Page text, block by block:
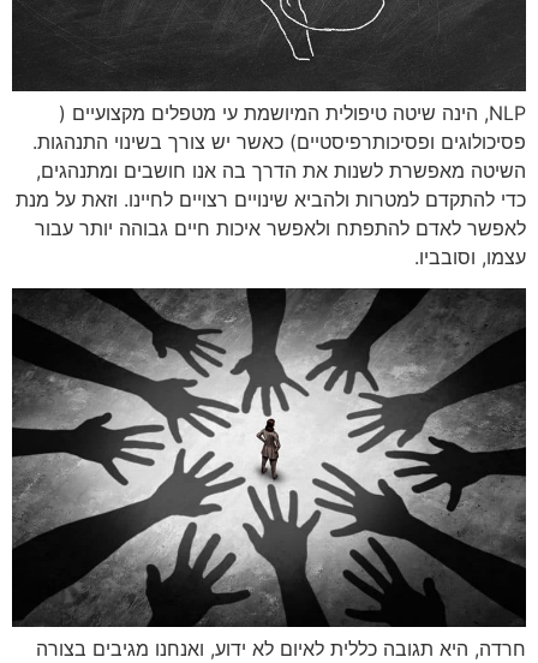
NLP, הינה שיטה טיפולית המיושמת עי מטפלים מקצועיים (
פסיכולוגים ופסיכותרפיסטיים) כאשר יש צורך בשינוי התנהגות.
השיטה מאפשרת לשנות את הדרך בה אנו חושבים ומתנהגים,
כדי להתקדם למטרות ולהביא שינויים רצויים לחיינו. וזאת על מנת
לאפשר לאדם להתפתח ולאפשר איכות חיים גבוהה יותר עבור
עצמו, וסובביו.
חרדה, היא תגובה כללית לאיום לא ידוע, ואנחנו מגיבים בצורה